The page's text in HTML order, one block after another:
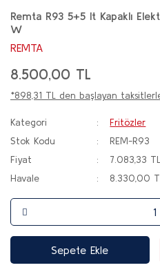
Remta R93 5+5 lt Kapaklı
W
REMTA
8.500,00 TL
*898,31 TL den başlayan
Kategori
Fritözler
Stok Kodu
REM-R93
Fiyat
7.083,33
Havale
8.330,00
Sepete Ekle